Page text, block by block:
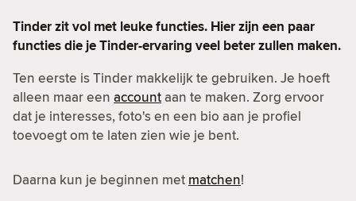
Tinder zit vol met leuke functies. Hier zijn een paar
functies die je Tinder-ervaring veel beter zullen maken.
Ten eerste is Tinder makkelijk te gebruiken. Je hoeft
alleen maar een accountaan te maken. Zorg ervoor
dat je interesses, foto's en een bio aan je profiel
toevoegt om te laten zien wie je bent.
Daarna kun je beginnen met matchen!